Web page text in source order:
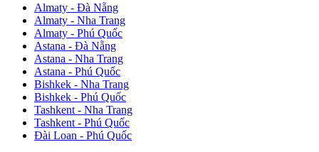
Almaty - Đà Nẵng
Almaty - Nha Trang
Almaty - Phú Quốc
Astana - Đà Nẵng
Astana - Nha Trang
Astana - Phú Quốc
Bishkek - Nha Trang
Bishkek - Phú Quốc
Tashkent - Nha Trang
Tashkent - Phú Quốc
Đài Loan - Phú Quốc